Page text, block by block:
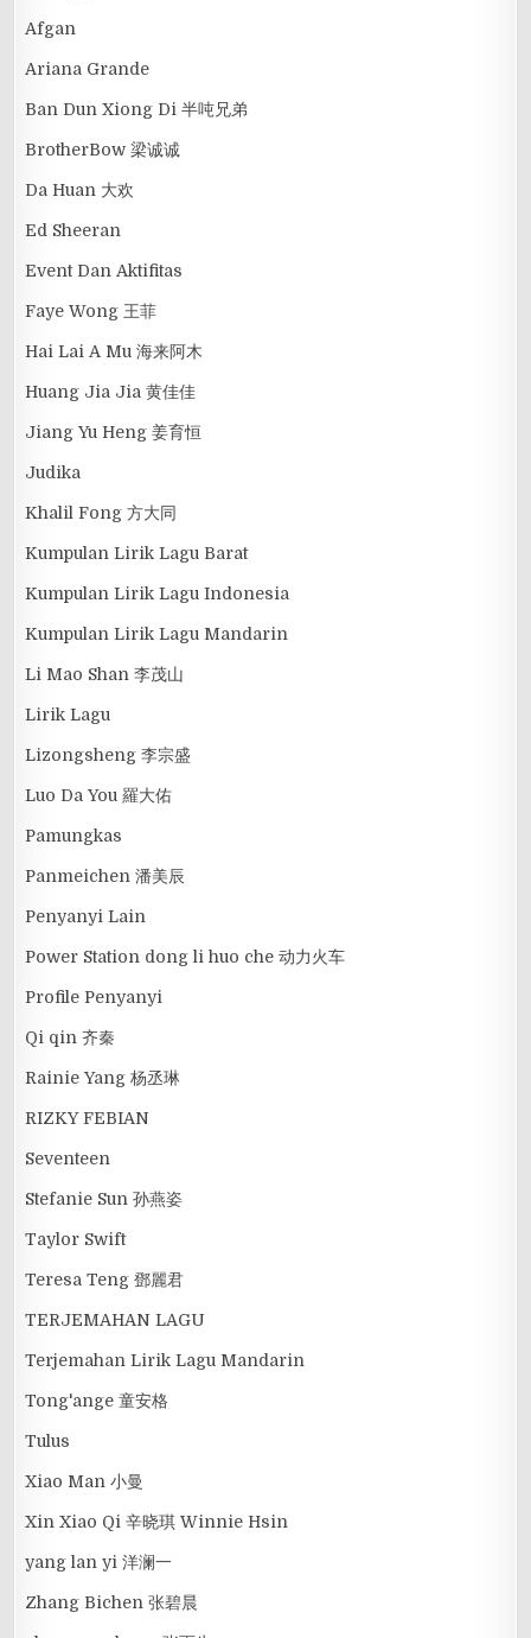
Afgan
Ariana Grande
Ban Dun Xiong Di 半吨兄弟
BrotherBow 梁诚诚
Da Huan 大欢
Ed Sheeran
Event Dan Aktifitas
Faye Wong 王菲
Hai Lai A Mu 海来阿木
Huang Jia Jia 黄佳佳
Jiang Yu Heng 姜育恒
Judika
Khalil Fong 方大同
Kumpulan Lirik Lagu Barat
Kumpulan Lirik Lagu Indonesia
Kumpulan Lirik Lagu Mandarin
Li Mao Shan 李茂山
Lirik Lagu
Lizongsheng 李宗盛
Luo Da You 羅大佑
Pamungkas
Panmeichen 潘美辰
Penyanyi Lain
Power Station dong li huo che 动力火车
Profile Penyanyi
Qi qin 齐秦
Rainie Yang 杨丞琳
RIZKY FEBIAN
Seventeen
Stefanie Sun 孙燕姿
Taylor Swift
Teresa Teng 鄧麗君
TERJEMAHAN LAGU
Terjemahan Lirik Lagu Mandarin
Tong'ange 童安格
Tulus
Xiao Man 小曼
Xin Xiao Qi 辛晓琪 Winnie Hsin
yang lan yi 洋澜一
Zhang Bichen 张碧晨